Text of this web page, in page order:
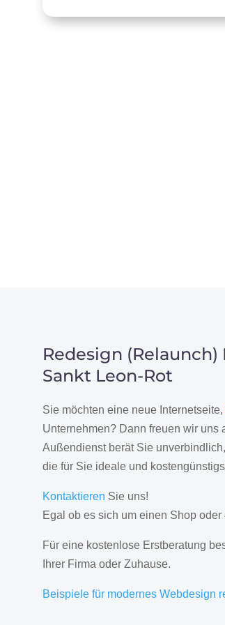
Redesign
Sankt Leon-Rot
Sie möchten eine neue Internetseite,
Unternehmen? Dann freuen wir uns
Außendienst berät Sie
die für Sie ideale und
Kontaktieren Sie uns!
Egal ob es sich um einen Shop
Für eine kostenlose Erstberatung
Ihrer Firma oder Zuhause.
Beispiele für modernes Webdesign